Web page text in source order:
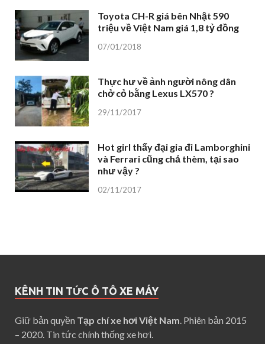
Toyota CH-R giá bên Nhật 590
triệu về Việt Nam giá 1,8 tỷ đồng
07/01/2018
Thực hư về ảnh người nông dân
chở cỏ bằng Lexus LX570 ?
29/11/2017
Hot girl thấy đại gia đi Lamborghini
và Ferrari cũng chả thèm, tại sao
như vậy ?
02/11/2017
KÊNH TIN TỨC Ô TÔ XE MÁY
Giữ bản quyền Tạp chí xe hơi Việt Nam. Phiên bản 2015
– 2020. Tin tức chính thống xe hơi.